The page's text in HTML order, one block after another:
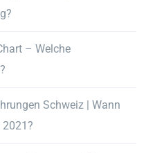
– Welche
Schweiz | Wann